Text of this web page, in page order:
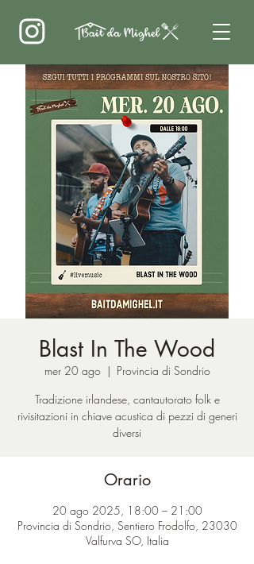
Blast In The Wood
mer 20 ago
  |
Provincia di Sondrio
Tradizione irlandese, cantautorato folk e
rivisitazioni in chiave acustica di pezzi di generi
diversi
Orario
20 ago 2025, 18:00 – 21:00
Provincia di Sondrio, Sentiero Frodolfo, 23030
Valfurva SO, Italia